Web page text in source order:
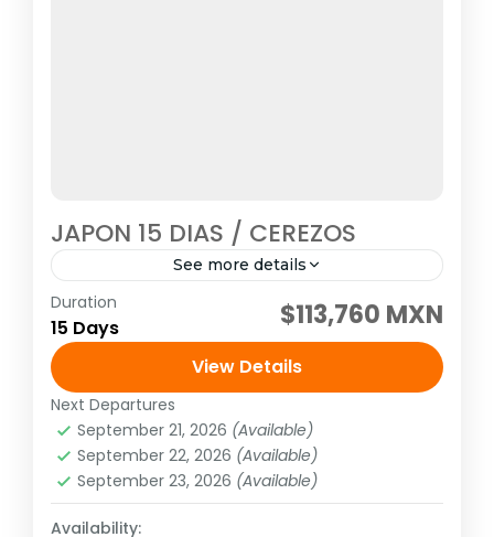
JAPON 15 DIAS / CEREZOS
See more details
Visitando: Tokio, Fuji Kawaguchiko, Kioto, Uji,
Kobe, Naruto, Takamatsu, Matsuyama,
Beppu, Fukuoka, Kumamoto, Yanagawa,
Nagasaki, Arita, Hiroshima, Osaka, Nara
Salida 20 o 27 de marzo...
Asia,Asia del extremo oriente
1 Person
Duration
15 Days $113,760 MXN
View Details
Next Departures
September 21, 2026 (Available)
September 22, 2026 (Available)
September 23, 2026 (Available)
Availability: